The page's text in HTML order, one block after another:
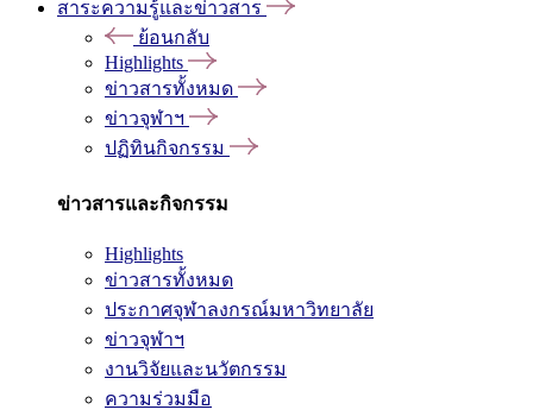
สาระความรู้และข่าวสาร
ย้อนกลับ
Highlights
ข่าวสารทั้งหมด
ข่าวจุฬาฯ
ปฏิทินกิจกรรม
ข่าวสารและกิจกรรม
Highlights
ข่าวสารทั้งหมด
ประกาศจุฬาลงกรณ์มหาวิทยาลัย
ข่าวจุฬาฯ
งานวิจัยและนวัตกรรม
ความร่วมมือ